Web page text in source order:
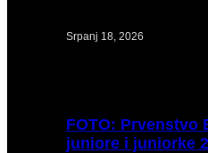
Srpanj 18, 2026
FOTO: Prvenstvo
juniore i juniorke